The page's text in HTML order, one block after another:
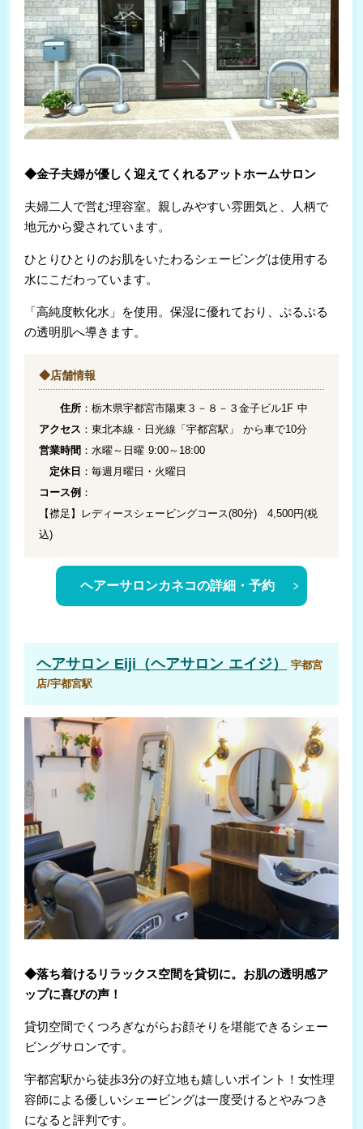
◆金子夫婦が優しく迎えてくれるアットホームサロン
夫婦二人で営む理容室。親しみやすい雰囲気と、人柄で
地元から愛されています。
ひとりひとりのお肌をいたわるシェービングは使用する
水にこだわっています。
「高純度軟化水」を使用。保湿に優れており、ぷるぷる
の透明肌へ導きます。
◆店舗情報
住所 ：栃木県宇都宮市陽東３－８－３金子ビル1F 中
アクセス ：東北本線・日光線「宇都宮駅」 から車で10分
営業時間 ：水曜～日曜 9:00～18:00
定休日 ：毎週月曜日・火曜日
コース例 ：
【襟足】レディースシェービングコース(80分) 4,500円(税
込)
ヘアーサロンカネコの詳細・予約
ヘアサロン Eiji（ヘアサロン エイジ）
宇都宮
店/宇都宮駅
◆落ち着けるリラックス空間を貸切に。お肌の透明感ア
ップに喜びの声！
貸切空間でくつろぎながらお顔そりを堪能できるシェー
ビングサロンです。
宇都宮駅から徒歩3分の好立地も嬉しいポイント！女性理
容師による優しいシェービングは一度受けるとやみつき
になると評判です。